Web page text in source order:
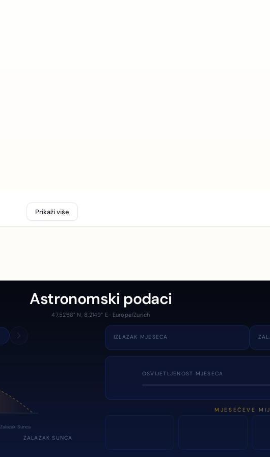
Prikaži više
Astronomski podaci
47.5268° N, 8.2149° E · Europe/Zurich
Zalazak Sunca
ZALAZAK SUNCA
IZLAZAK MJESECA
OSVIJETLJENOST MJESECA
MJESEČEVE